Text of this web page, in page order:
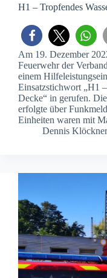
H1 – Tropfendes
Am 19. Dezember
Feuerwehr der
einem
Einsatzstichwort „H1
Decke“ in gerufen.
erfolgte über
Einheiten waren mit
Dennis Klöckner